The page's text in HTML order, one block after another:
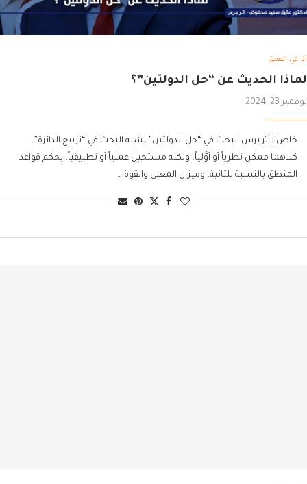
أثر في العمق
لماذا الحديث عن “حل الدولتين”؟
نوفمبر 23, 2024
خاص|| أثر برس البحث في “حل الدولتين” يشبه البحث في “تربيع الدائرة”،
كلاهما ممكن نظرياً أو أوَّلياً، ولكنه مستحيل عملياً أو تطبيقياً، بحكم قواعد
المنطق بالنسبة للثانية، وميزان المعنى والقوة …